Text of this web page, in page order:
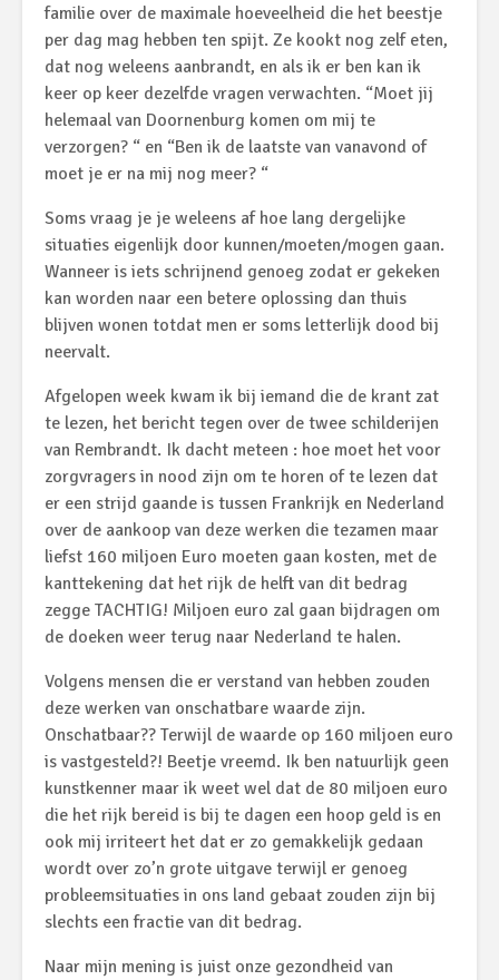
familie over de maximale hoeveelheid die het beestje
per dag mag hebben ten spijt. Ze kookt nog zelf eten,
dat nog weleens aanbrandt, en als ik er ben kan ik
keer op keer dezelfde vragen verwachten. “Moet jij
helemaal van Doornenburg komen om mij te
verzorgen? “ en “Ben ik de laatste van vanavond of
moet je er na mij nog meer? “
Soms vraag je je weleens af hoe lang dergelijke
situaties eigenlijk door kunnen/moeten/mogen gaan.
Wanneer is iets schrijnend genoeg zodat er gekeken
kan worden naar een betere oplossing dan thuis
blijven wonen totdat men er soms letterlijk dood bij
neervalt.
Afgelopen week kwam ik bij iemand die de krant zat
te lezen, het bericht tegen over de twee schilderijen
van Rembrandt. Ik dacht meteen : hoe moet het voor
zorgvragers in nood zijn om te horen of te lezen dat
er een strijd gaande is tussen Frankrijk en Nederland
over de aankoop van deze werken die tezamen maar
liefst 160 miljoen Euro moeten gaan kosten, met de
kanttekening dat het rijk de helft van dit bedrag
zegge TACHTIG! Miljoen euro zal gaan bijdragen om
de doeken weer terug naar Nederland te halen.
Volgens mensen die er verstand van hebben zouden
deze werken van onschatbare waarde zijn.
Onschatbaar?? Terwijl de waarde op 160 miljoen euro
is vastgesteld?! Beetje vreemd. Ik ben natuurlijk geen
kunstkenner maar ik weet wel dat de 80 miljoen euro
die het rijk bereid is bij te dagen een hoop geld is en
ook mij irriteert het dat er zo gemakkelijk gedaan
wordt over zo’n grote uitgave terwijl er genoeg
probleemsituaties in ons land gebaat zouden zijn bij
slechts een fractie van dit bedrag.
Naar mijn mening is juist onze gezondheid van